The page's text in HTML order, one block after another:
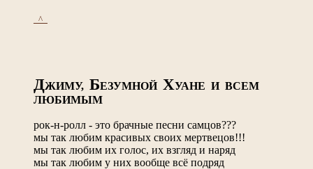
_^_
ДЖИМУ, БЕЗУМНОЙ ХУАНЕ И ВСЕМ
ЛЮБИМЫМ
рок-н-ролл - это брачные песни самцов???
мы так любим красивых своих мертвецов!!!
мы так любим их голос, их взгляд и наряд
мы так любим у них вообще всё подряд